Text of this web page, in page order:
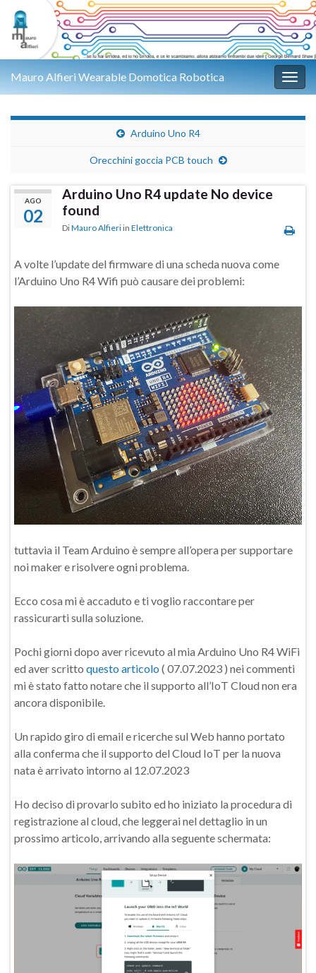
Mauro Alfieri Wearable Domotica Robotica
Arduino Uno R4
Orecchini goccia PCB touch
AGO
02
Arduino Uno R4 update No device
found
DiMauro Alfieri in Elettronica
A volte l’update del firmware di una scheda nuova come
l’Arduino Uno R4 Wifi può causare dei problemi:
tuttavia il Team Arduino è sempre all’opera per supportare
noi maker e risolvere ogni problema.
Ecco cosa mi è accaduto e ti voglio raccontare per
rassicurarti sulla soluzione.
Pochi giorni dopo aver ricevuto al mia Arduino Uno R4 WiFi
ed aver scritto questo articolo ( 07.07.2023 ) nei commenti
mi è stato fatto notare che il supporto all’IoT Cloud non era
ancora disponibile.
Un rapido giro di email e ricerche sul Web hanno portato
alla conferma che il supporto del Cloud IoT per la nuova
nata è arrivato intorno al 12.07.2023
Ho deciso di provarlo subito ed ho iniziato la procedura di
registrazione al cloud, che leggerai nel dettaglio in un
prossimo articolo, arrivando alla seguente schermata: